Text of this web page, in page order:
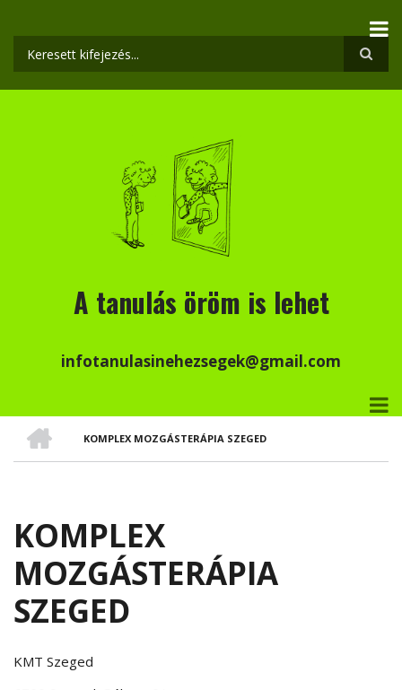
tartalomra
Keresés
A tanulás öröm is lehet
infotanulasinehezsegek@gmail.com
MORZSA
KOMPLEX MOZGÁSTERÁPIA SZEGED
KOMPLEX
MOZGÁSTERÁPIA
SZEGED
KMT Szeged